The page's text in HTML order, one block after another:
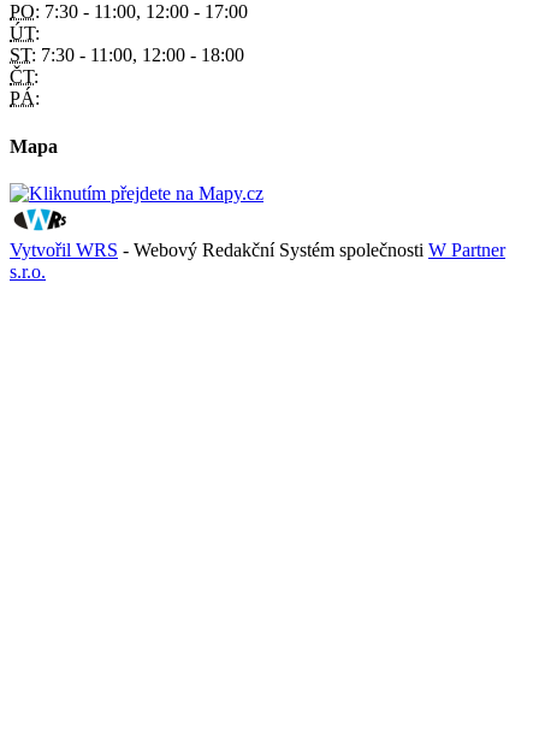
PO: 7:30 - 11:00, 12:00 - 17:00
ÚT:
ST: 7:30 - 11:00, 12:00 - 18:00
ČT:
PÁ:
Mapa
Vytvořil WRS - Webový Redakční Systém společnosti W Partner
s.r.o.